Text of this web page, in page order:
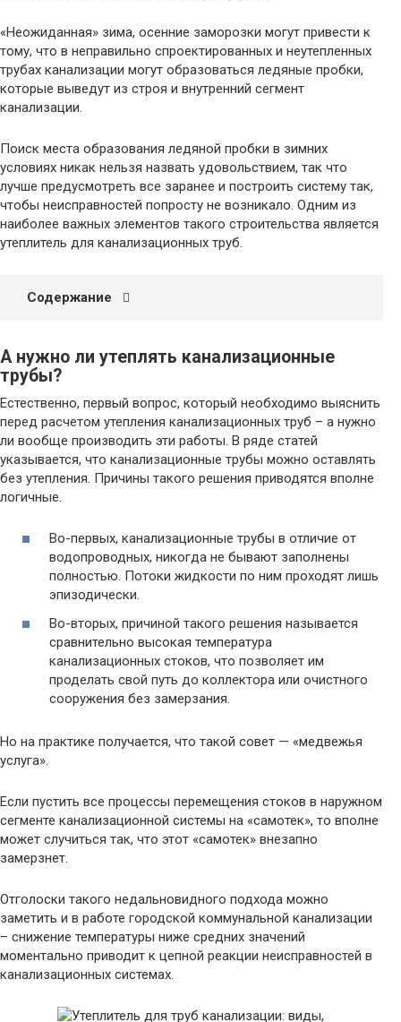
«Неожиданная» зима, осенние заморозки могут привести к
тому, что в неправильно спроектированных и неутепленных
трубах канализации могут образоваться ледяные пробки,
которые выведут из строя и внутренний сегмент
канализации.
Поиск места образования ледяной пробки в зимних
условиях никак нельзя назвать удовольствием, так что
лучше предусмотреть все заранее и построить систему так,
чтобы неисправностей попросту не возникало. Одним из
наиболее важных элементов такого строительства является
утеплитель для канализационных труб.
Содержание
А нужно ли утеплять канализационные
трубы?
Естественно, первый вопрос, который необходимо выяснить
перед расчетом утепления канализационных труб – а нужно
ли вообще производить эти работы. В ряде статей
указывается, что канализационные трубы можно оставлять
без утепления. Причины такого решения приводятся вполне
логичные.
Во-первых, канализационные трубы в отличие от
водопроводных, никогда не бывают заполнены
полностью. Потоки жидкости по ним проходят лишь
эпизодически.
Во-вторых, причиной такого решения называется
сравнительно высокая температура
канализационных стоков, что позволяет им
проделать свой путь до коллектора или очистного
сооружения без замерзания.
Но на практике получается, что такой совет — «медвежья
услуга».
Если пустить все процессы перемещения стоков в наружном
сегменте канализационной системы на «самотек», то вполне
может случиться так, что этот «самотек» внезапно
замерзнет.
Отголоски такого недальновидного подхода можно
заметить и в работе городской коммунальной канализации
– снижение температуры ниже средних значений
моментально приводит к цепной реакции неисправностей в
канализационных системах.